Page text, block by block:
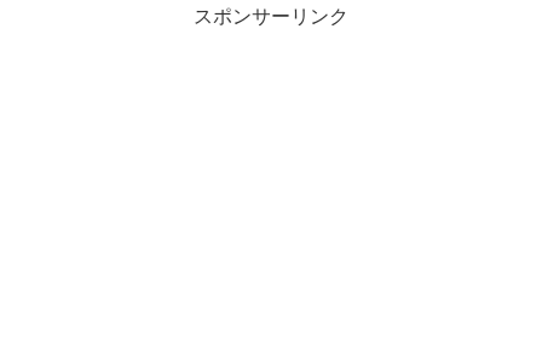
スポンサーリンク